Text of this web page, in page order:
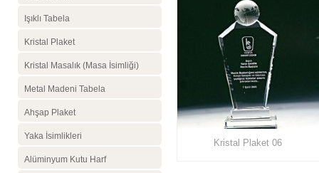
Işıklı Tabela
Kristal Plaket
Kristal Masalık (Masa İsimliği)
Metal Madeni Tabela
Ahşap Plaket
Yaka İsimlikleri
Alüminyum Kutu Harf
Kristal Plaket 06